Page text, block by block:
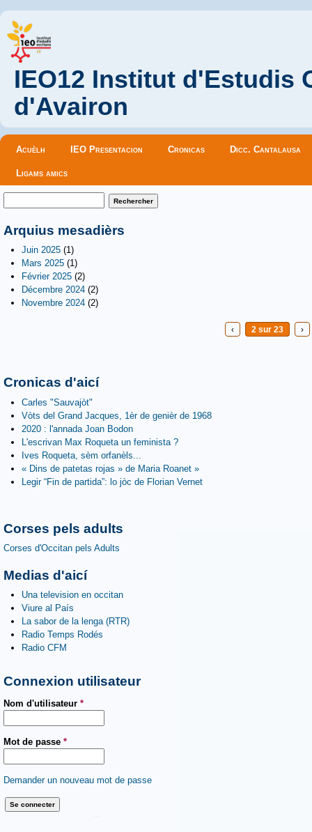
IEO12 Institut d'Estudis
d'Avairon
Menu principal
Acuèlh IEO Presentacion Cronicas Dicc. Cantalausa
Ligams amics
Formulaire de recherche
Arquius mesadièrs
Juin 2025 (1)
Mars 2025 (1)
Février 2025 (2)
Décembre 2024 (2)
Novembre 2024 (2)
‹ 2 sur 23 ›
Cronicas d'aicí
Carles "Sauvajòt"
Vòts del Grand Jacques, 1èr de genièr de 1968
2020 : l'annada Joan Bodon
L'escrivan Max Roqueta un feminista ?
Ives Roqueta, sèm orfanèls...
« Dins de patetas rojas » de Maria Roanet »
Legir “Fin de partida”: lo jòc de Florian Vernet
Corses pels adults
Corses d'Occitan pels Adults
Medias d'aicí
Una television en occitan
Viure al País
La sabor de la lenga (RTR)
Radio Temps Rodés
Radio CFM
Connexion utilisateur
Nom d'utilisateur *
Mot de passe *
Demander un nouveau mot de passe